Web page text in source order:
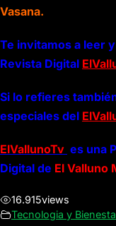
Vasana.
Te invitamos a leer
Revista Digital
Si lo refieres
especiales del
ElVallunoTv es una
Digital de El Valluno
16.915views
Tecnologia y